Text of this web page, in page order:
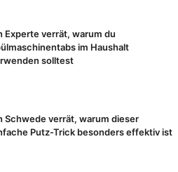
Experte verrät, warum du
im Haushalt
solltest
Schwede verrät, warum dieser
Putz-Trick besonders effektiv ist